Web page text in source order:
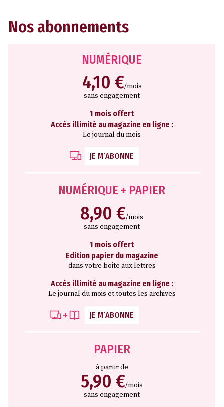
Nos abonnements
NUMÉRIQUE
4,10 €/mois
sans engagement
1 mois offert
Accès illimité au magazine en ligne :
Le journal du mois
JE M’ABONNE
NUMÉRIQUE + PAPIER
8,90 €/mois
sans engagement
1 mois offert
Edition papier du magazine
dans votre boite aux lettres
Accès illimité au magazine en ligne :
Le journal du mois et toutes les archives
JE M’ABONNE
PAPIER
à partir de
5,90 €/mois
sans engagement